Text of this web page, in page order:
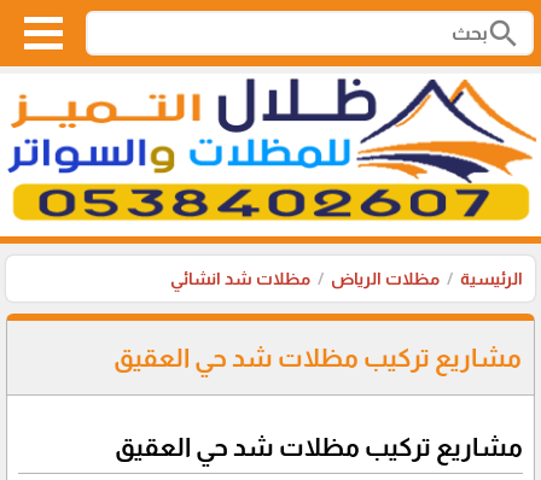
search
الرئيسية مظلات الرياض مظلات شد انشائي
مشاريع تركيب مظلات شد حي العقيق
مشاريع تركيب مظلات شد حي العقيق